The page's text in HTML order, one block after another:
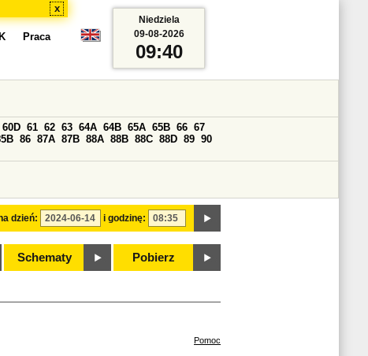
x
Praca
dzień: i godzinę:
60D 61 62 63 64A 64B 65A 65B 66 67
86 87A 87B 88A 88B 88C 88D 89 90
Schematy Pobierz
Niedziela
09-08-2026
09:40
Pomoc